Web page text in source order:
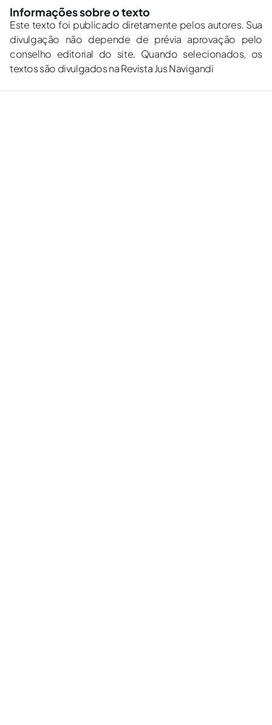
Informações sobre o texto
Este texto foi publicado diretamente pelos autores. Sua
divulgação não depende de prévia aprovação pelo
conselho editorial do site. Quando selecionados, os
textos são divulgados na Revista Jus Navigandi